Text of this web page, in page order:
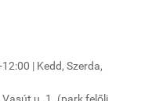
| Kedd, Szerda,